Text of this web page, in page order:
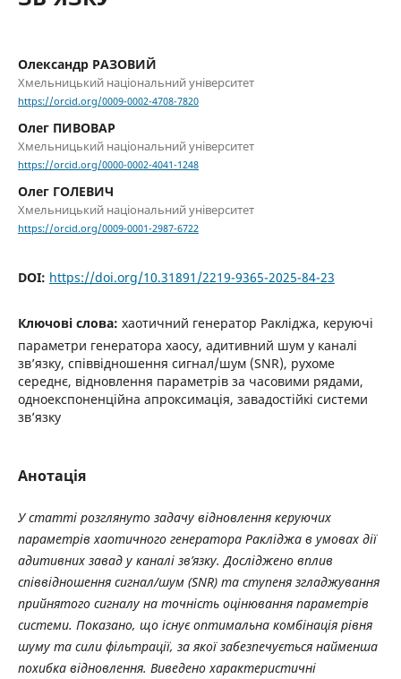
Олександр РАЗОВИЙ
Хмельницький національний університет
https://orcid.org/0009-0002-4708-7820
Олег ПИВОВАР
Хмельницький національний університет
https://orcid.org/0000-0002-4041-1248
Олег ГОЛЕВИЧ
Хмельницький національний університет
https://orcid.org/0009-0001-2987-6722
DOI: https://doi.org/10.31891/2219-9365-2025-84-23
Ключові слова: хаотичний генератор Ракліджа, керуючі
параметри генератора хаосу, адитивний шум у каналі
зв’язку, співвідношення сигнал/шум (SNR), рухоме
середнє, відновлення параметрів за часовими рядами,
одноекспоненційна апроксимація, завадостійкі системи
зв’язку
Анотація
У статті розглянуто задачу відновлення керуючих
параметрів хаотичного генератора Ракліджа в умовах дії
адитивних завад у каналі зв’язку. Досліджено вплив
співвідношення сигнал/шум (SNR) та ступеня згладжування
прийнятого сигналу на точність оцінювання параметрів
системи. Показано, що існує оптимальна комбінація рівня
шуму та сили фільтрації, за якої забезпечується найменша
похибка відновлення. Виведено характеристичні